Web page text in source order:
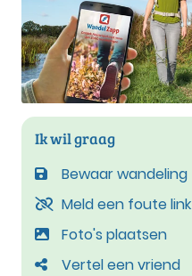
Ik wil graag
Bewaar wandeling
Meld een foute link
Foto's plaatsen
Vertel een vriend